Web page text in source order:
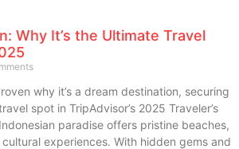
Why It’s the Ultimate Travel
why it’s a dream destination, securing
spot in TripAdvisor’s 2025 Traveler’s
paradise offers pristine beaches,
experiences. With hidden gems and